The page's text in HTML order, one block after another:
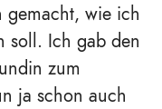
gemacht, wie ich
soll. Ich gab den
zum
ja schon auch